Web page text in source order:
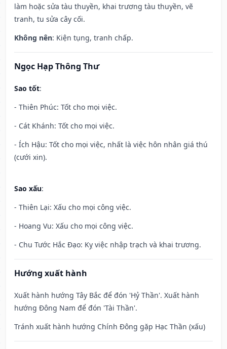
làm hoặc sửa tàu thuyền, khai trương tàu thuyền, vẽ
tranh, tu sửa cây cối.
Không nên: Kiện tụng, tranh chấp.
Ngọc Hạp Thông Thư
Sao tốt:
- Thiên Phúc: Tốt cho mọi việc.
- Cát Khánh: Tốt cho mọi việc.
- Ích Hậu: Tốt cho mọi việc, nhất là việc hôn nhân giá thú
(cưới xin).
Sao xấu:
- Thiên Lại: Xấu cho mọi công việc.
- Hoang Vu: Xấu cho mọi công việc.
- Chu Tước Hắc Đạo: Kỵ việc nhập trạch và khai trương.
Hướng xuất hành
Xuất hành hướng Tây Bắc để đón 'Hỷ Thần'. Xuất hành
hướng Đông Nam để đón 'Tài Thần'.
Tránh xuất hành hướng Chính Đông gặp Hạc Thần (xấu)